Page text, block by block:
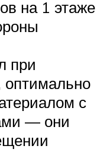
на 1 этаже
при
с
— они